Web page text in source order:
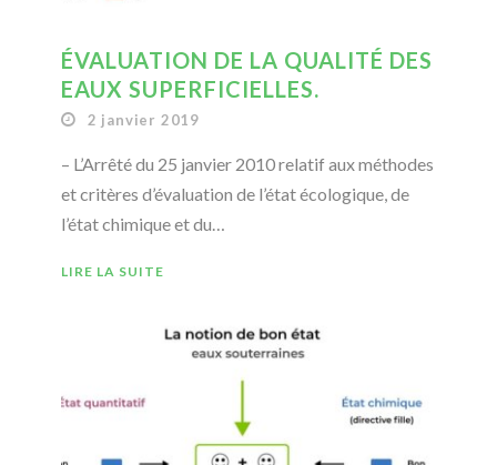
ÉVALUATION DE LA QUALITÉ DES
EAUX SUPERFICIELLES.
2 janvier 2019
– L’Arrêté du 25 janvier 2010 relatif aux méthodes
et critères d’évaluation de l’état écologique, de
l’état chimique et du…
LIRE LA SUITE